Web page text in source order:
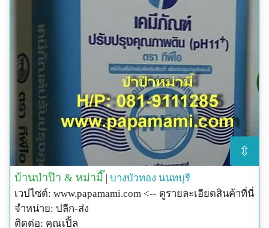
⇳
บ้านป่าป๊า & หม่ามี๊ | บางบัวทอง นนทบุรี
เวปไซต์: www.papamami.com <-- ดูรายละเอียดสินค้าที่นี่
จำหน่าย: ปลีก-ส่ง
ติดต่อ: คุณเปิ้ล